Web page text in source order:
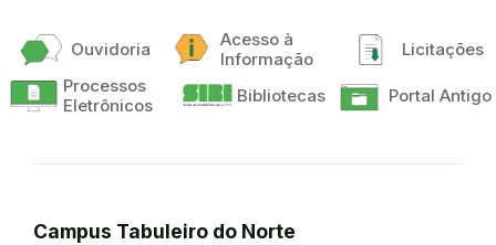
Ouvidoria
Acesso à
Informação
Licitações
Processos
Eletrônicos
Bibliotecas Portal Antigo
Campus Tabuleiro do Norte